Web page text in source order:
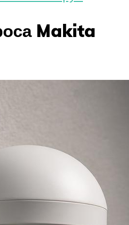
Makita